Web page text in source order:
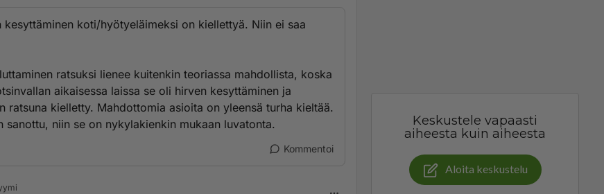
kesyttäminen koti/hyötyeläimeksi on kiellettyä. Niin ei saa
ratsuksi lienee kuitenkin teoriassa mahdollista, koska
aikaisessa laissa se oli hirven kesyttäminen ja
ratsuna kielletty. Mahdottomia asioita on yleensä turha kieltää.
sanottu, niin se on nykylakienkin mukaan luvatonta.
Kommentoi
Keskustele vapaasti
aiheesta kuin aiheesta
Aloita keskustelu